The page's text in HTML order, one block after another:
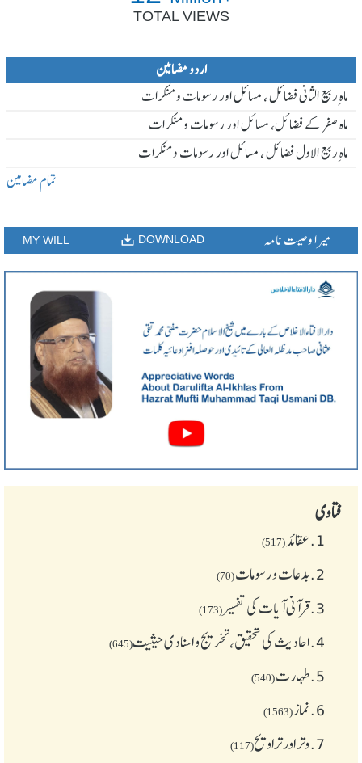
TOTAL VIEWS
اردو مضامین
ماہ ِربیع الثانی فضائل ، مسائل اور رسومات و منکرات
ماہ صفر کے فضائل، مسائل اور رسومات و منکرات
ماہ ِربیع الاول فضائل ، مسائل اور رسومات و منکرات
تمام مضامین
MY WILL DOWNLOAD میرا وصیت نامہ
فتاوی
1. عقائد(517)
2. بدعات و رسومات(70)
3. قرآنی آیات کی تفسیر(173)
4. احادیث کی تحقیق، تخریج و اسنادی حیثیت(645)
5. طهارت(540)
6. نماز(1563)
7. وتر اور تراویح(117)